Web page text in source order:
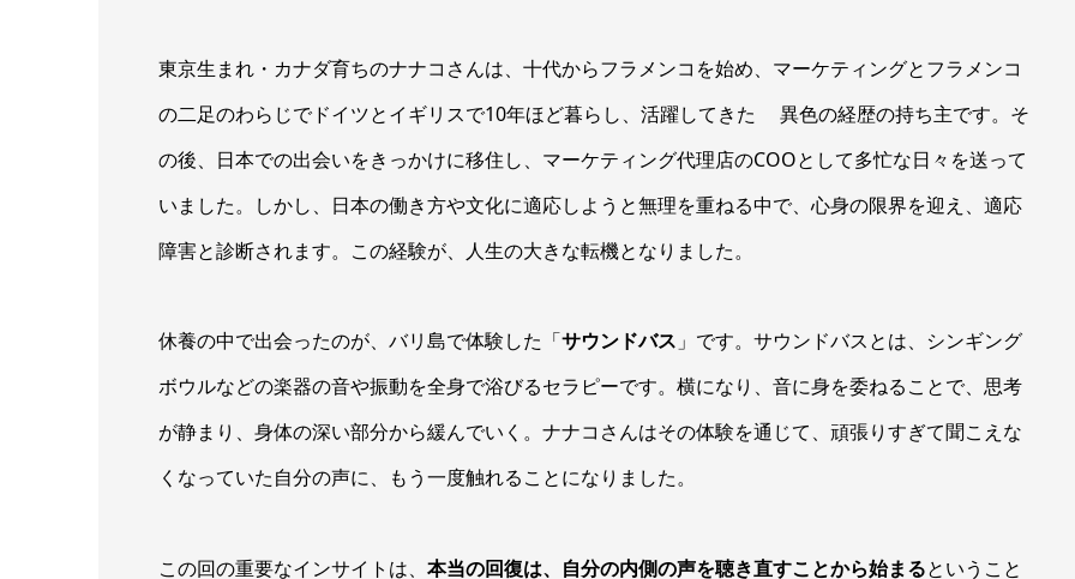
東京生まれ・カナダ育ちのナナコさんは、十代からフラメンコを始め、マーケティングとフラメンコ
の二足のわらじでドイツとイギリスで10年ほど暮らし、活躍してきた 異色の経歴の持ち主です。そ
の後、日本での出会いをきっかけに移住し、マーケティング代理店のCOOとして多忙な日々を送って
いました。しかし、日本の働き方や文化に適応しようと無理を重ねる中で、心身の限界を迎え、適応
障害と診断されます。この経験が、人生の大きな転機となりました。
休養の中で出会ったのが、バリ島で体験した「サウンドバス 」です。サウンドバスとは、シンギング
ボウルなどの楽器の音や振動を全身で浴びるセラピーです。横になり、音に身を委ねることで、思考
が静まり、身体の深い部分から緩んでいく。ナナコさんはその体験を通じて、頑張りすぎて聞こえな
くなっていた自分の声に、もう一度触れることになりました。
この回の重要なインサイトは、 本当の回復は、自分の内側の声を聴き直すことから始まるということ